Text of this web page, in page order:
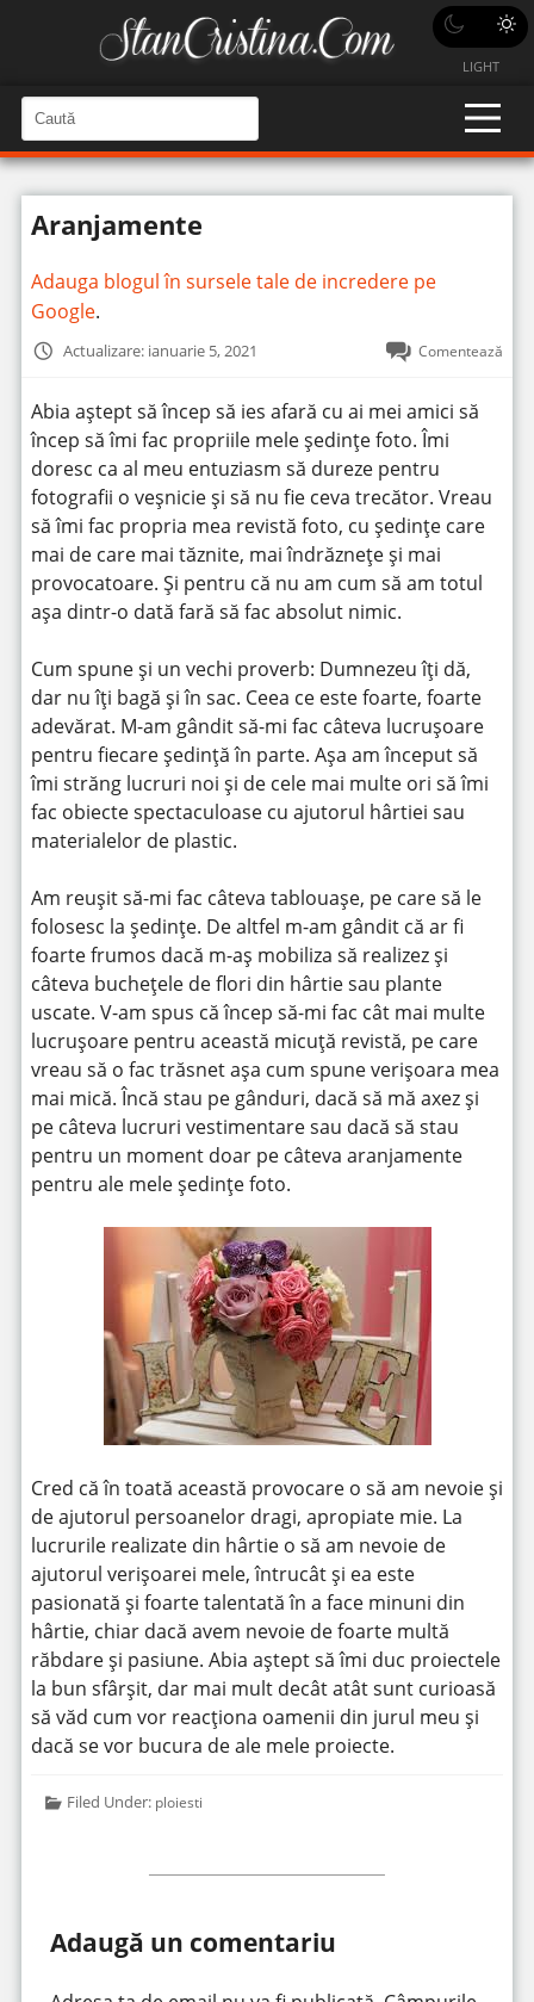
LIGHT
a
u
t
n
C
a
u
î
n
t
Aranjamente
Adauga blogul în sursele tale de incredere pe
Google.
Actualizare: ianuarie 5, 2021 Comentează
Abia aștept să încep să ies afară cu ai mei amici să
încep să îmi fac propriile mele ședințe foto. Îmi
doresc ca al meu entuziasm să dureze pentru
fotografii o veșnicie și să nu fie ceva trecător. Vreau
să îmi fac propria mea revistă foto, cu ședințe care
mai de care mai tăznite, mai îndrăznețe și mai
provocatoare. Și pentru că nu am cum să am totul
așa dintr-o dată fară să fac absolut nimic.
Cum spune și un vechi proverb: Dumnezeu îți dă,
dar nu îți bagă și în sac. Ceea ce este foarte, foarte
adevărat. M-am gândit să-mi fac câteva lucrușoare
pentru fiecare ședință în parte. Așa am început să
îmi străng lucruri noi și de cele mai multe ori să îmi
fac obiecte spectaculoase cu ajutorul hârtiei sau
materialelor de plastic.
Am reușit să-mi fac câteva tablouașe, pe care să le
folosesc la ședințe. De altfel m-am gândit că ar fi
foarte frumos dacă m-aș mobiliza să realizez și
câteva buchețele de flori din hârtie sau plante
uscate. V-am spus că încep să-mi fac cât mai multe
lucrușoare pentru această micuță revistă, pe care
vreau să o fac trăsnet așa cum spune verișoara mea
mai mică. Încă stau pe gânduri, dacă să mă axez și
pe câteva lucruri vestimentare sau dacă să stau
pentru un moment doar pe câteva aranjamente
pentru ale mele ședințe foto.
Cred că în toată această provocare o să am nevoie și
de ajutorul persoanelor dragi, apropiate mie. La
lucrurile realizate din hârtie o să am nevoie de
ajutorul verișoarei mele, întrucât și ea este
pasionată și foarte talentată în a face minuni din
hârtie, chiar dacă avem nevoie de foarte multă
răbdare și pasiune. Abia aștept să îmi duc proiectele
la bun sfârșit, dar mai mult decât atât sunt curioasă
să văd cum vor reacționa oamenii din jurul meu și
dacă se vor bucura de ale mele proiecte.
Filed Under: ploiesti
Adaugă un comentariu